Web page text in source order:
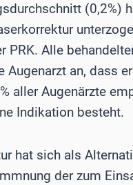
(0,2%)
PRK. Alle
Augenarzt an, dass
aller Augenärzte
Indikation besteht.
hat sich als
der zum